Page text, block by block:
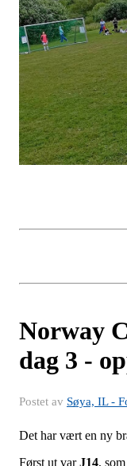
Norway
dag 3 -
Postet av Søya, IL -
Det har vært en ny
Først ut varJ14,